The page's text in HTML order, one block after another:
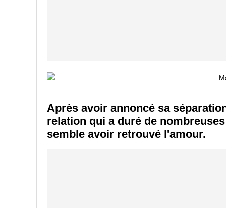
Après avoir annoncé sa
relation qui a duré de
semble avoir retrouvé l'amour.